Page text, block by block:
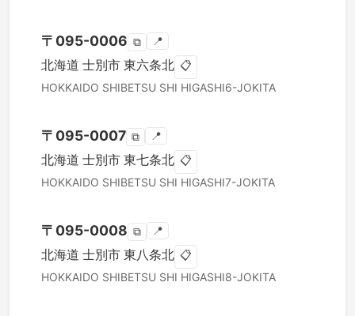
〒 095-0006 ⧉ 📍
北海道 士別市 東六条北 📋
HOKKAIDO SHIBETSU SHI HIGASHI6-JOKITA
〒 095-0007 ⧉ 📍
北海道 士別市 東七条北 📋
HOKKAIDO SHIBETSU SHI HIGASHI7-JOKITA
〒 095-0008 ⧉ 📍
北海道 士別市 東八条北 📋
HOKKAIDO SHIBETSU SHI HIGASHI8-JOKITA